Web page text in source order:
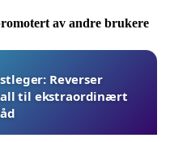
av andre brukere
Reverser
til ekstraordinært